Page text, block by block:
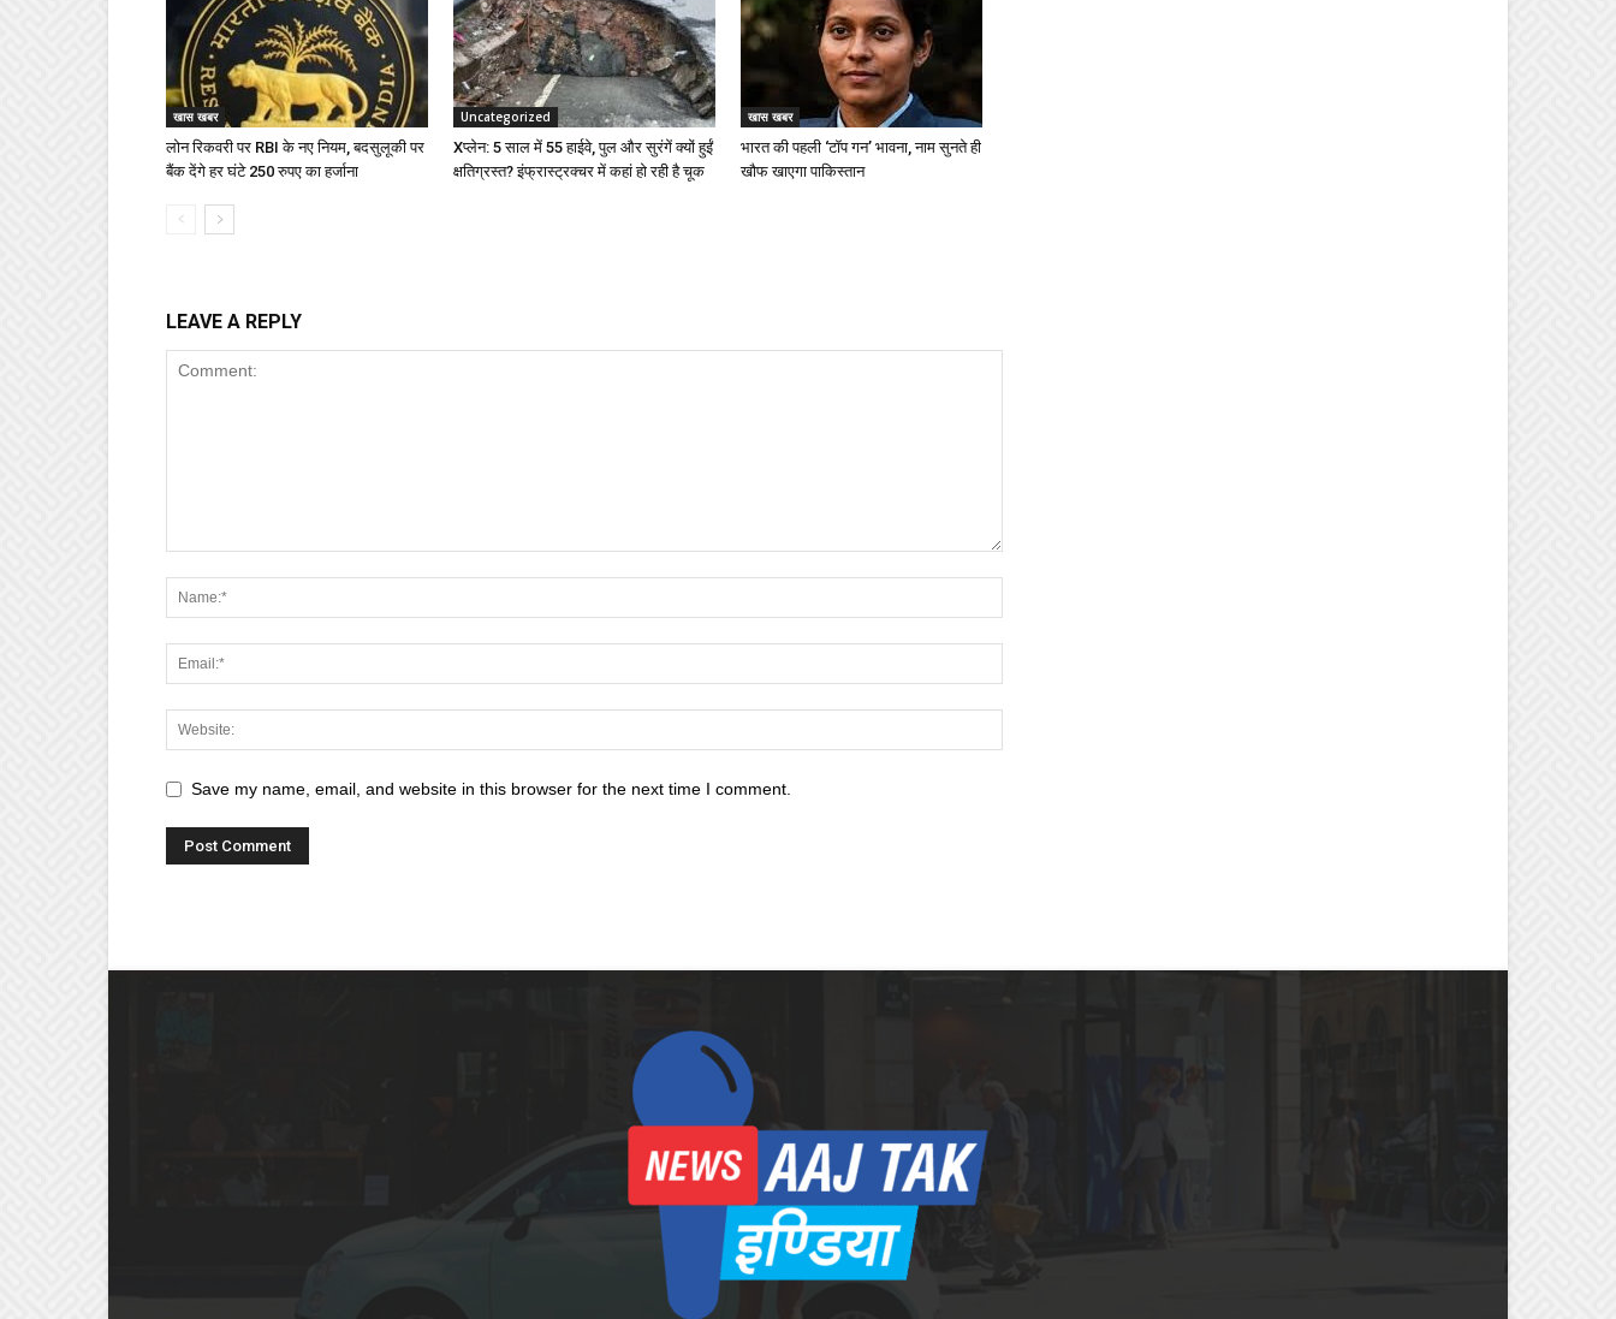
खास खबर
लोन रिकवरी पर RBI के नए नियम, बदसुलूकी पर
बैंक देंगे हर घंटे 250 रुपए का हर्जाना
Uncategorized
Xप्लेन: 5 साल में 55 हाईवे, पुल और सुरंगें क्यों हुईं
क्षतिग्रस्त? इंफ्रास्ट्रक्चर में कहां हो रही है चूक
खास खबर
भारत की पहली ‘टॉप गन’ भावना, नाम सुनते ही
खौफ खाएगा पाकिस्तान
LEAVE A REPLY
Save my name, email, and website in this browser for the next time I comment.